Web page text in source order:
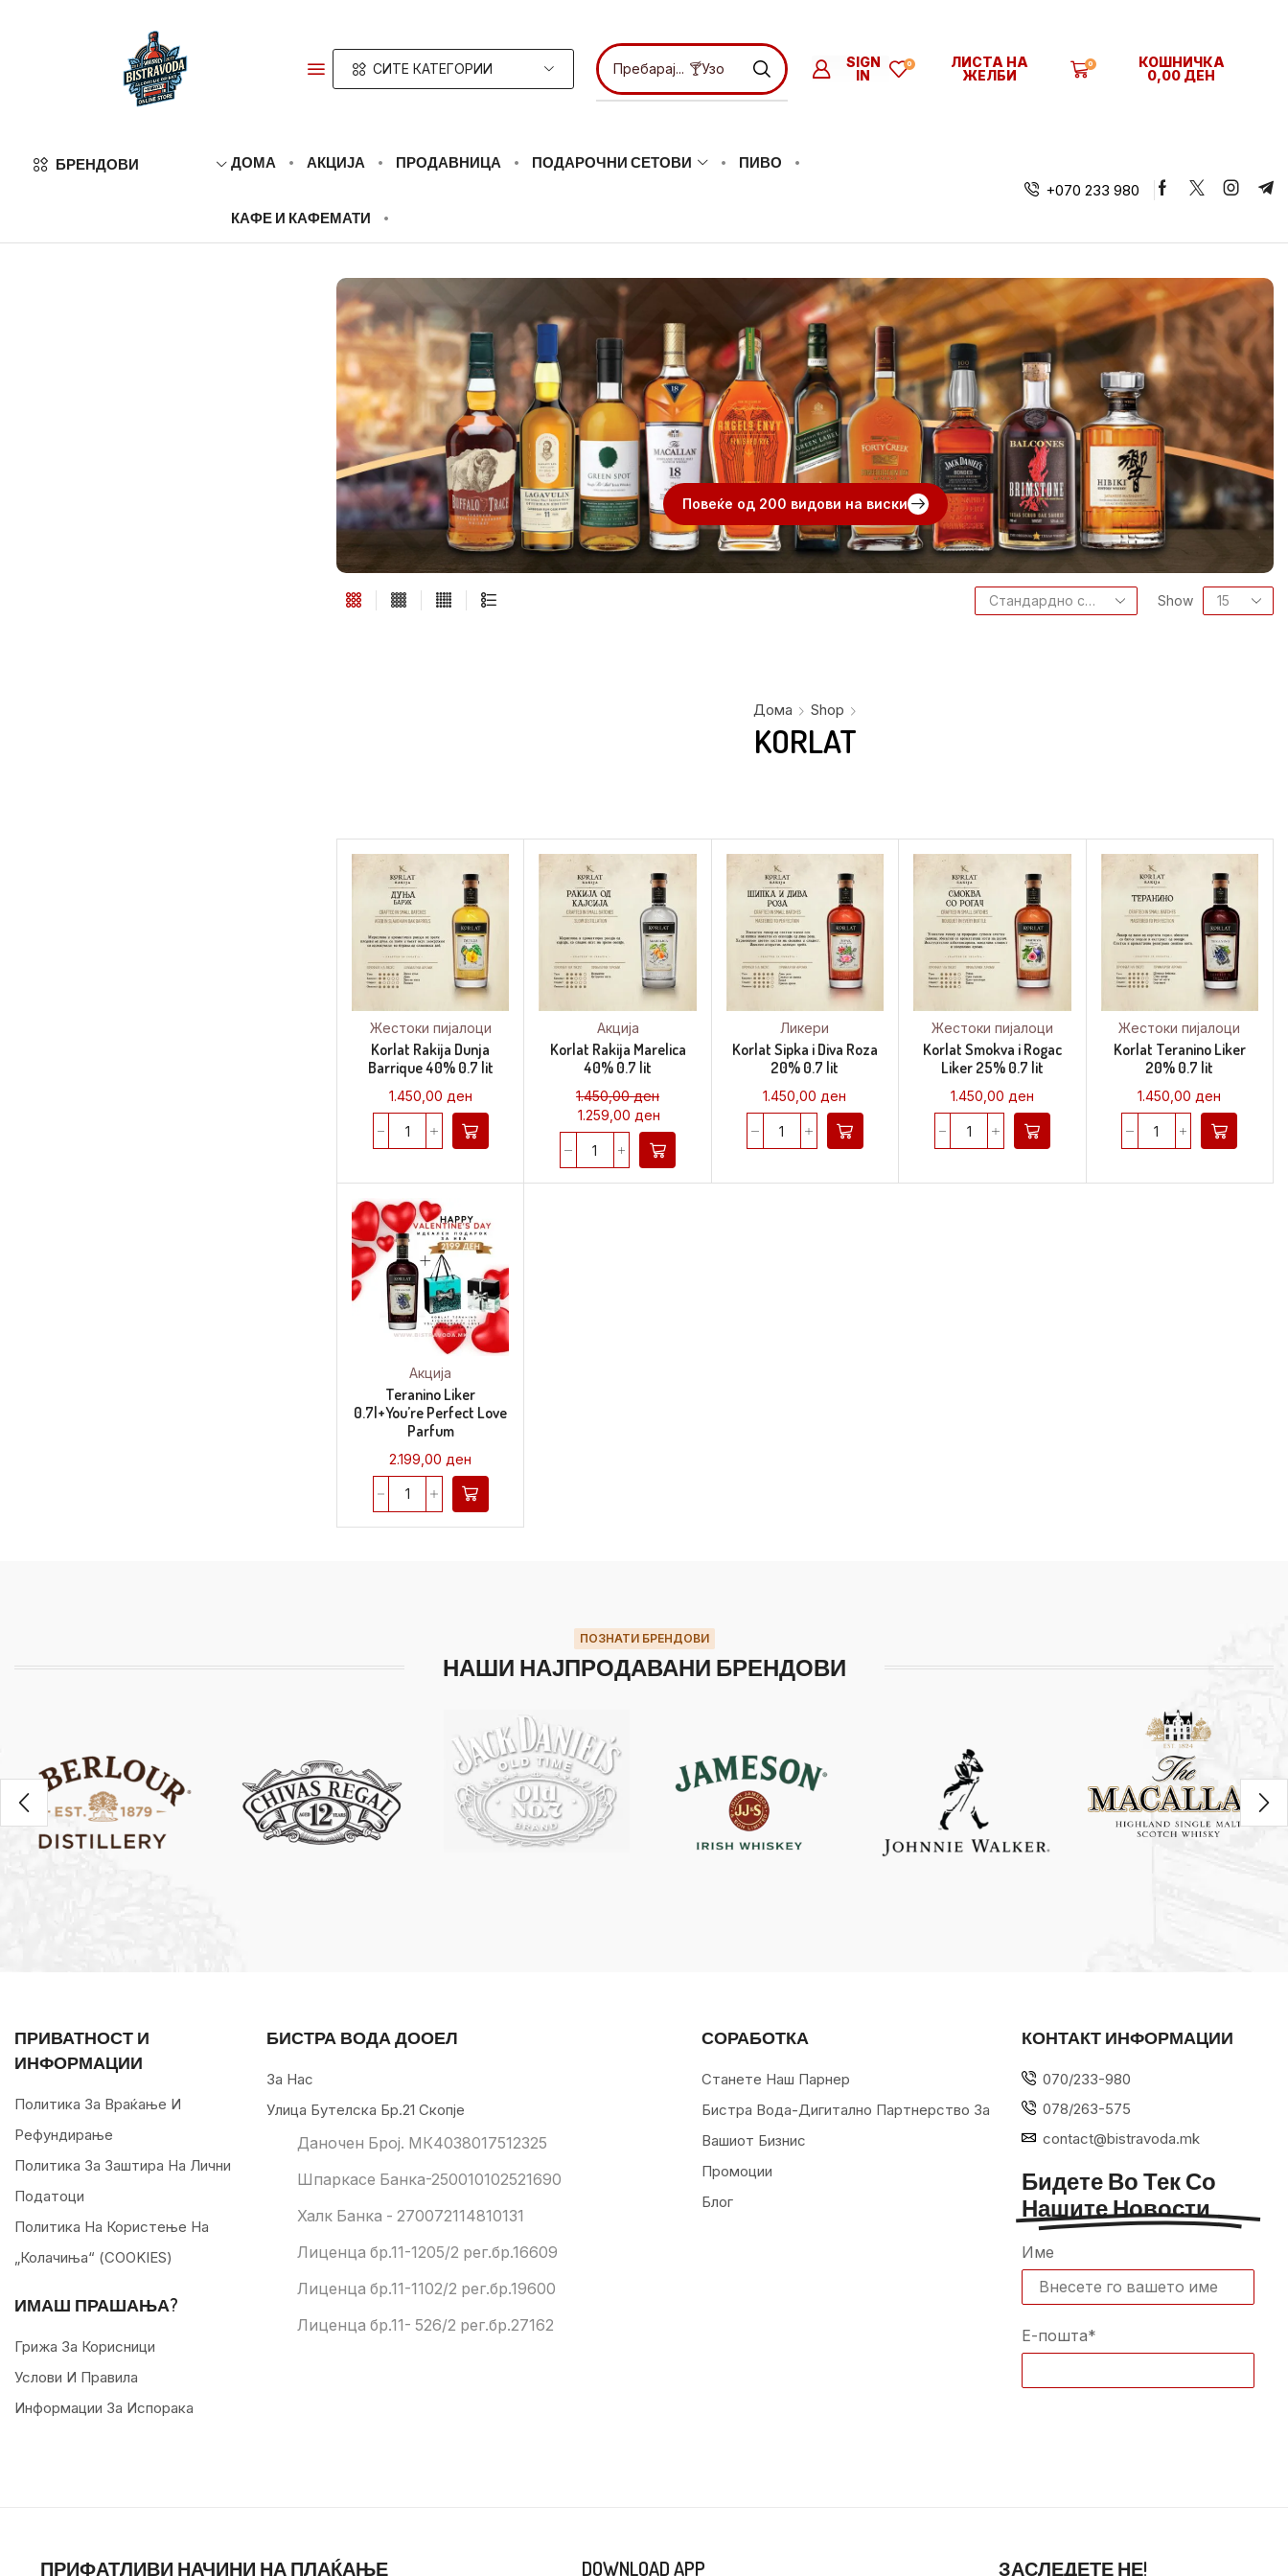
СИТЕ КАТЕГОРИИ Пребарај... 🍸Узо
SIGN
IN
0
ЛИСТА НА
ЖЕЛБИ
0
КОШНИЧКА
0,00 ДЕН
БРЕНДОВИ ДОМА АКЦИЈА ПРОДАВНИЦА ПОДАРОЧНИ СЕТОВИ ПИВО
КАФЕ И КАФЕМАТИ
+070 233 980
.
Повеќе од 200 видови на виски
Show
Дома Shop
KORLAT
Жестоки пијалоци
Korlat Rakija Dunja
Barrique 40% 0.7 lit
1.450,00 ден
Акција
Korlat Rakija Marelica
40% 0.7 lit
1.450,00ден
1.259,00ден
Ликери
Korlat Sipka i Diva Roza
20% 0.7 lit
1.450,00ден
Жестоки пијалоци
Korlat Smokva i Rogac
Liker 25% 0.7 lit
1.450,00 ден
Жестоки пијалоци
Korlat Teranino Liker
20% 0.7 lit
1.450,00ден
Акција
Teranino Liker
0.7l+You’re Perfect Love
Parfum
2.199,00 ден
ПОЗНАТИ БРЕНДОВИ
НАШИ НАЈПРОДАВАНИ БРЕНДОВИ
ПРИВАТНОСТ И
ИНФОРМАЦИИ
Политика За Враќање И
Рефундирање
Политика За Заштира На Лични
Податоци
Политика На Користење На
„колачиња“ (COOKIES)
ИМАШ ПРАШАЊА?
Грижа За Корисници
Услови И Правила
Информации За Испорака
БИСТРА ВОДА ДООЕЛ
За Нас
Улица Бутелска Бр.21 Скопје
Даночен Број. МК4038017512325
Шпаркасе Банка-250010102521690
Халк Банка - 270072114810131
Лиценца бр.11-1205/2 рег.бр.16609
Лиценца бр.11-1102/2 рег.бр.19600
Лиценца бр.11- 526/2 рег.бр.27162
СОРАБОТКА
Станете Наш Парнер
Бистра Вода-Дигитално Партнерство За
Вашиот Бизнис
Промоции
Блог
КОНТАКТ ИНФОРМАЦИИ
070/233-980
078/263-575
contact@bistravoda.mk
Бидете Во Тек Со
Нашите Новости
Име
Е-пошта*
ПРИФАТЛИВИ НАЧИНИ НА ПЛАЌАЊЕ DOWNLOAD APP ЗАСЛЕДЕТЕ НЕ!